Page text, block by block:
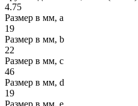
4.75
Размер в мм, a
19
Размер в мм, b
22
Размер в мм, c
46
Размер в мм, d
19
Размер в мм, e